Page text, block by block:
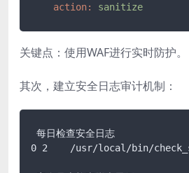
action:
sanitize
关键点：使用WAF进行实时防护。
其次，建立安全日志审计机制：
每日检查安全日志
0 2    /usr/local/bin/